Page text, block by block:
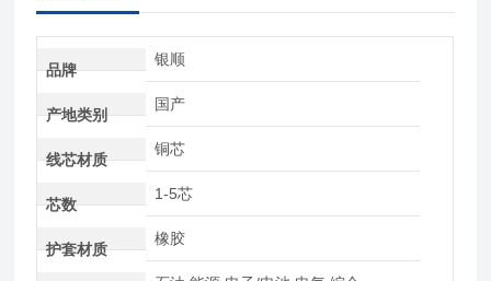
品牌
银顺
产地类别
国产
线芯材质
铜芯
芯数
1-5芯
护套材质
橡胶